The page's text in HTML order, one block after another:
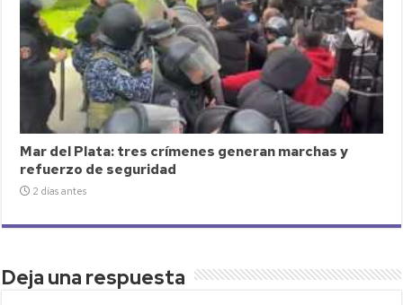
Mar del Plata: tres crímenes generan marchas y
refuerzo de seguridad
2 días antes
Deja una respuesta